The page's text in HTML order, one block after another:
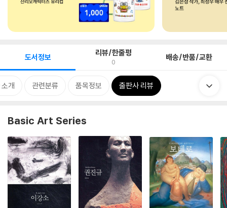
도서정보 리뷰/한줄평
0 배송/반품/교환
개 관련분류 품목정보 출판사 리뷰
Basic Art Series